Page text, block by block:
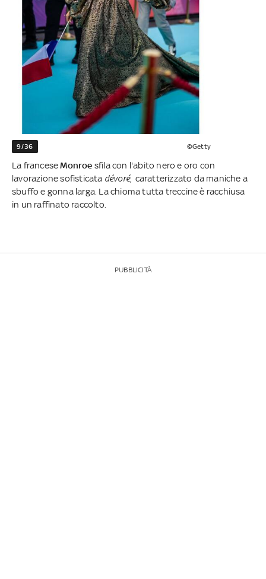
9/36 ©Getty
La franceseMonroe sfila con l'abito nero e oro con
lavorazione sofisticata dévoré, caratterizzato da maniche a
sbuffo e gonna larga. La chioma tutta treccine è racchiusa
in un raffinato raccolto.
PUBBLICITÀ